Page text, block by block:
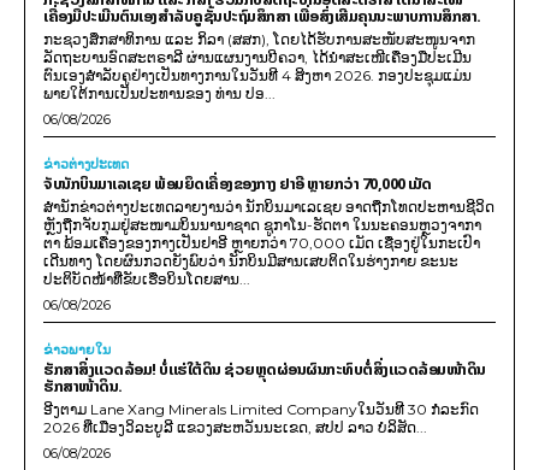
ເຄື່ອງມືປະເມີນຕົນເອງສຳລັບຄູຊັ້ນປະຖົມສຶກສາ ເພື່ອສົ່ງເສີມຄຸນນະພາບການສຶກສາ.
ກະຊວງສຶກສາທິການ ແລະ ກິລາ (ສສກ), ໂດຍໄດ້ຮັບການສະໜັບສະໜູນຈາກ
ລັດຖະບານອົດສະຕຣາລີ ຜ່ານແຜນງານບີຄວາ, ໄດ້ນຳສະເໜີເຄື່ອງມືປະເມີນ
ຕົນເອງສຳລັບຄູຢ່າງເປັນທາງການໃນວັນທີ 4 ສິງຫາ 2026. ກອງປະຊຸມແມ່ນ
ພາຍໃຕ້ການເປັນປະທານຂອງ ທ່ານ ປອ...
06/08/2026
ຂ່າວຕ່າງປະເທດ
ຈັບນັກບິນມາເລເຊຍ ພ້ອມຍຶດເຄື່ອງຂອງກາງ ຢາອີ ຫຼາຍກວ່າ 70,000 ເມັດ
ສຳນັກຂ່າວຕ່າງປະເທດລາຍງານວ່າ ນັກບິນມາເລເຊຍ ອາດຖືກໂທດປະຫານຊີວິດ
ຫຼັງຖືກຈັບກຸມຢູ່ສະໜາມບິນນານາຊາດ ຊູກາໂນ-ຮັດຕາ ໃນນະຄອນຫຼວງຈາກາ
ຕາ ພ້ອມເຄື່ອງຂອງກາງເປັນຢາອີ ຫຼາຍກວ່າ 70,000 ເມັດ ເຊື່ອງຢູ່ໃນກະເປົາ
ເດີນທາງ ໂດຍຜົນກວດຍັງພົບວ່າ ນັກບິນມີສານເສບຕິດໃນຮ່າງກາຍ ຂະນະ
ປະຕິບັດໜ້າທີ່ຂັບເຮືອບິນໂດຍສານ...
06/08/2026
ຂ່າວພາຍ​ໃນ
ຮັກສາສິ່ງແວດລ້ອມ! ບໍ່ແຮ່ໃຕ້ດິນ ຊ່ວຍຫຼຸດຜ່ອນຜົນກະທົບຕໍ່ສິ່ງແວດລ້ອມໜ້າດິນ
ຮັກສາໜ້າດິນ.
ອີງຕາມ Lane Xang Minerals Limited Companyໃນວັນທີ 30 ກໍລະກົດ
2026 ທີ່ເມືອງວິລະບູລີ ແຂວງສະຫວັນນະເຂດ, ສປປ ລາວ ບໍລິສັດ...
06/08/2026